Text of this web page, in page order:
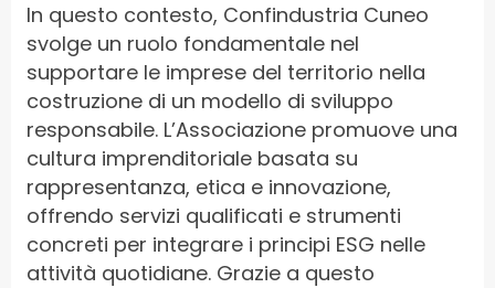
In questo contesto, Confindustria Cuneo
svolge un ruolo fondamentale nel
supportare le imprese del territorio nella
costruzione di un modello di sviluppo
responsabile. L’Associazione promuove una
cultura imprenditoriale basata su
rappresentanza, etica e innovazione,
offrendo servizi qualificati e strumenti
concreti per integrare i principi ESG nelle
attività quotidiane. Grazie a questo